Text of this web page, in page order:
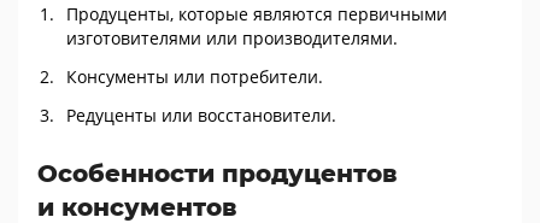
Продуценты, которые являются первичными
изготовителями или производителями.
Консументы или потребители.
Редуценты или восстановители.
Особенности продуцентов
и консументов